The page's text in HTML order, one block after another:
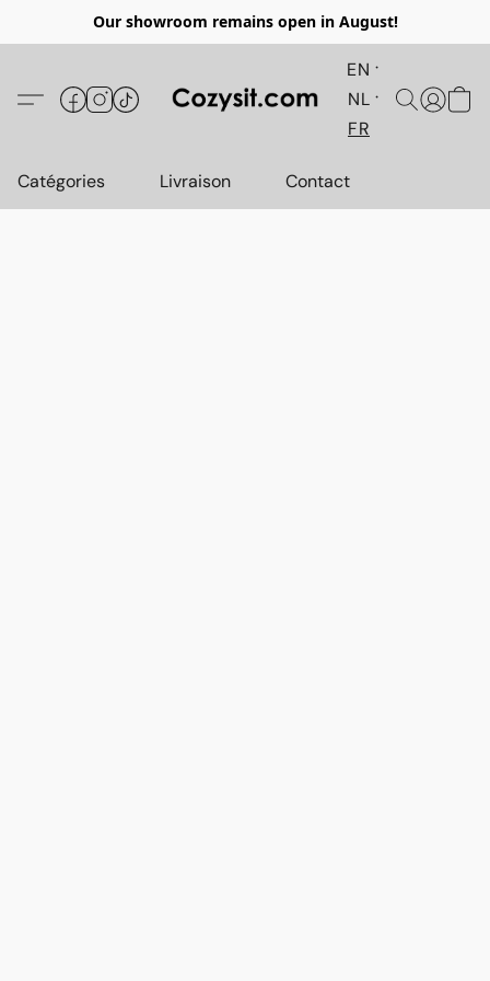
Our showroom remains open in August!
EN
NL
FR
Catégories Livraison Contact